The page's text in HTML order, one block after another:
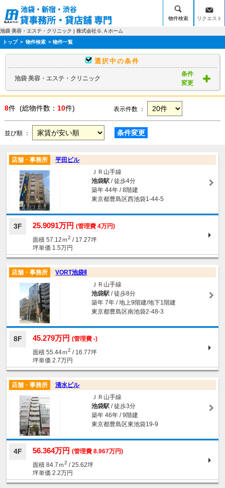
物件検索 リクエスト
池袋 美容・エステ・クリニック | 株式会社Ｇ.Ａホーム
トップ > 物件検索 > 物件一覧
選択中の条件
池袋 美容・エステ・クリニック
条件
変更
8件 (総物件数： 10件) 表示件数 ：
並び順 ： 条件変更
店舗・事務所
平田ビル
ＪＲ山手線
池袋駅/ 徒歩4分
築年 44年 / 8階建
東京都豊島区西池袋1-44-5
3F 25.9091万円 (管理費 4万円)
面積 57.12ｍ2 / 17.27坪
坪単価 1.5万円
店舗・事務所
VORT池袋Ⅱ
ＪＲ山手線
池袋駅/ 徒歩8分
築年 7年 / 地上9階建/地下1階建
東京都豊島区南池袋2-48-3
8F 45.279万円 (管理費 -)
面積 55.44ｍ2 / 16.77坪
坪単価 2.7万円
店舗・事務所
清水ビル
ＪＲ山手線
池袋駅/ 徒歩3分
築年 46年 / 9階建
東京都豊島区東池袋19-9
4F 56.364万円 (管理費 8.967万円)
面積 84.7ｍ2 / 25.62坪
坪単価 2.2万円